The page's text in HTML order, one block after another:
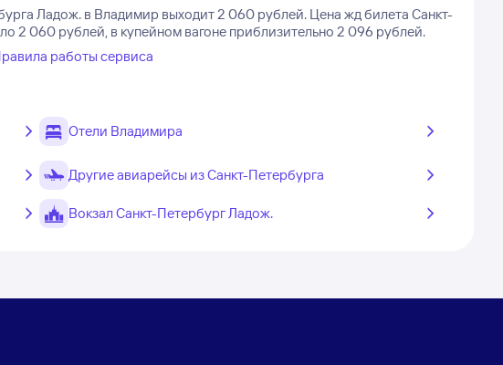
Ладож. в Владимир выходит 2 060 рублей. Цена жд билета Санкт-
2 060 рублей, в купейном вагоне приблизительно 2 096 рублей.
работы сервиса
Отели Владимира
Другие авиарейсы из Санкт-Петербурга
Вокзал Санкт-Петербург Ладож.